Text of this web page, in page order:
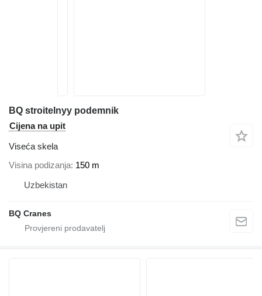
BQ stroitelnyy podemnik
Cijena na upit
Viseća skela
Visina podizanja 150 m
Uzbekistan
BQ Cranes